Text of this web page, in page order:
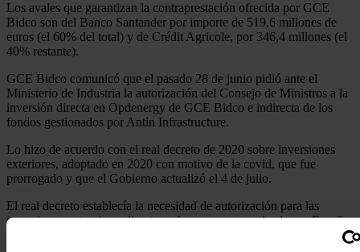
Los avales que garantizan la contraprestación ofrecida por GCE
Bidco son del Banco Santander por importe de 519,6 millones de
euros (el 60% del total) y de Crédit Agricole, por 346,4 millones (el
40% restante).
GCE Bidco comunicó que el pasado 28 de junio pidió ante el
Ministerio de Industria la autorización del Consejo de Ministros a la
inversión directa en Opdenergy de GCE Bidco e indirecta de los
fondos gestionados por Antin Infrastructure.
Lo hizo de acuerdo con el real decreto de 2020 sobre inversiones
exteriores, adoptado en 2020 con motivo de la covid, que fue
prorrogado y que el Gobierno actualizó el 4 de julio.
El real decreto establecía la necesidad de autorización para las
inversiones extranjeras directas sobre empresas cotizadas en España
o no cotizadas, si el valor de la inversión supera los 500 millones de